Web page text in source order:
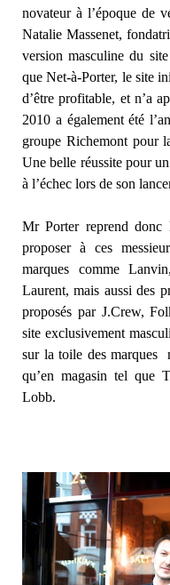
novateur à l’époque de
Natalie Massenet,
version masculine du
que Net-à-Porter, le site
d’être profitable, et n’a
2010 a également été
groupe Richemont pour
Une belle réussite pour
à l’échec lors de son
Mr Porter reprend donc
proposer à ces
marques comme
Laurent, mais aussi des
proposés par J.Crew,
site exclusivement
sur la toile des marques
qu’en magasin tel que
Lobb.